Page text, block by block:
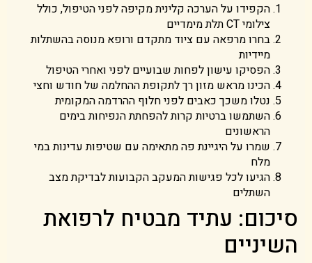
הקפידו על הערכה קלינית מקיפה לפני הטיפול, כולל
צילומי CT תלת מימדיים
בחרו מרפאה עם ציוד מתקדם ורופא מנוסה בהשתלות
מיידיות
הפסיקו עישון לפחות שבועיים לפני ואחרי הטיפול
הכינו מראש מזון רך לתקופת ההחלמה של חודש וחצי
נטלו משכך כאבים לפני חלוף ההרדמה המקומית
השתמשו ברטיות קרות להפחתת הנפיחות בימים
הראשונים
שמרו על היגיינת פה מתאימה עם שטיפות עדינות במי
מלח
הגיעו לכל פגישות המעקב הקבועות לבדיקת מצב
השתלים
סיכום: עתיד מבטיח לרפואת
השיניים